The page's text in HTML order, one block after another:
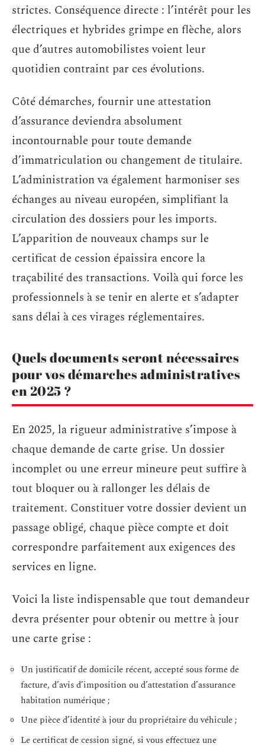
strictes. Conséquence directe : l’intérêt pour les
électriques et hybrides grimpe en flèche, alors
que d’autres automobilistes voient leur
quotidien contraint par ces évolutions.
Côté démarches, fournir une attestation
d’assurance deviendra absolument
incontournable pour toute demande
d’immatriculation ou changement de titulaire.
L’administration va également harmoniser ses
échanges au niveau européen, simplifiant la
circulation des dossiers pour les imports.
L’apparition de nouveaux champs sur le
certificat de cession épaissira encore la
traçabilité des transactions. Voilà qui force les
professionnels à se tenir en alerte et s’adapter
sans délai à ces virages réglementaires.
Quels documents seront nécessaires
pour vos démarches administratives
en 2025 ?
En 2025, la rigueur administrative s’impose à
chaque demande de carte grise. Un dossier
incomplet ou une erreur mineure peut suffire à
tout bloquer ou à rallonger les délais de
traitement. Constituer votre dossier devient un
passage obligé, chaque pièce compte et doit
correspondre parfaitement aux exigences des
services en ligne.
Voici la liste indispensable que tout demandeur
devra présenter pour obtenir ou mettre à jour
une carte grise :
Un justificatif de domicile récent, accepté sous forme de
facture, d’avis d’imposition ou d’attestation d’assurance
habitation numérique ;
Une pièce d’identité à jour du propriétaire du véhicule ;
Le certificat de cession signé, si vous effectuez une